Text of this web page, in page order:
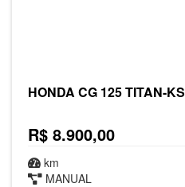
HONDA CG 125 TITAN-KS
R$ 8.900,00
km
MANUAL